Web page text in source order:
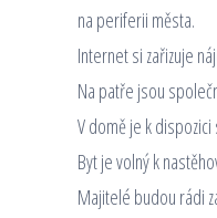
na periferii města.
Internet si zařizuje
Na patře jsou
V domě je k
Byt je volný k
Majitelé budou rádi